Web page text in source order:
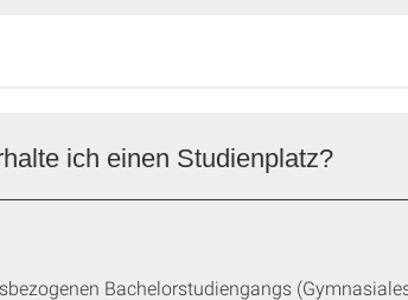
ich einen Studienplatz?
Bachelorstudiengangs